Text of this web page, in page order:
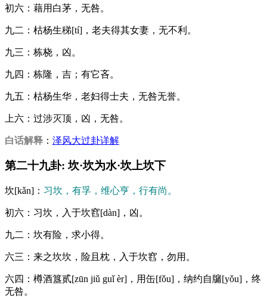
初六：藉用白茅，无咎。
九二：枯杨生稊[tí]，老夫得其女妻，无不利。
九三：栋桡，凶。
九四：栋隆，吉；有它吝。
九五：枯杨生华，老妇得士夫，无咎无誉。
上六：过涉灭顶，凶，无咎。
白话解释 ： 泽风大过卦详解
第二十九卦: 坎·坎为水·坎上坎下
坎[kǎn]： 习坎，有孚，维心亨，行有尚。
初六：习坎，入于坎窞[dàn]，凶。
九二：坎有险，求小得。
六三：来之坎坎，险且枕，入于坎窞，勿用。
六四：樽酒簋贰[zūn jiǔ guǐ èr]，用缶[fǒu]，纳约自牖[yǒu]，终
无咎。